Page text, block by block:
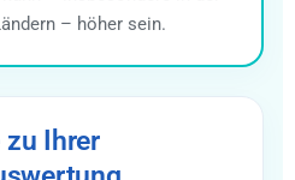
– höher sein.
zu Ihrer